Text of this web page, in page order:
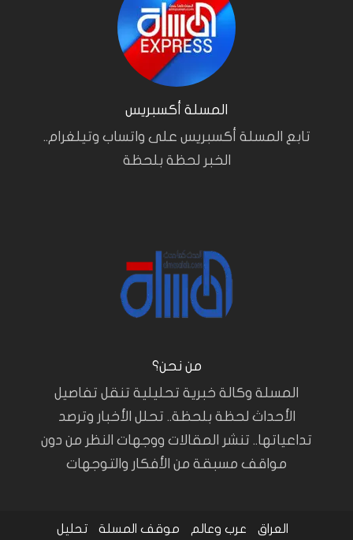
المسلة أكسبريس
تابع المسلة أكسبريس على واتساب وتيلغرام..
الخبر لحظة بلحظة
من نحن؟
المسلة وكالة خبرية تحليلية تنقل تفاصيل
الأحداث لحظة بلحظة.. تحلل الأخبار وترصد
تداعياتها.. تنشر المقالات ووجهات النظر من دون
مواقف مسبقة من الأفكار والتوجهات
العراق عرب وعالم موقف المسلة تحليل